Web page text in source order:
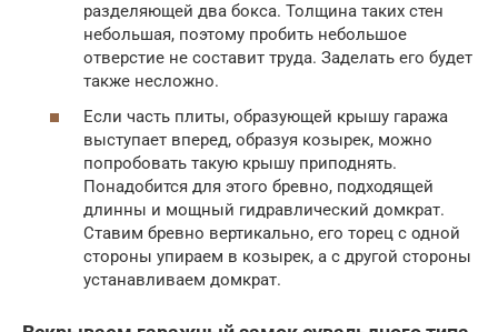
разделяющей два бокса. Толщина таких стен
небольшая, поэтому пробить небольшое
отверстие не составит труда. Заделать его будет
также несложно.
Если часть плиты, образующей крышу гаража
выступает вперед, образуя козырек, можно
попробовать такую крышу приподнять.
Понадобится для этого бревно, подходящей
длинны и мощный гидравлический домкрат.
Ставим бревно вертикально, его торец с одной
стороны упираем в козырек, а с другой стороны
устанавливаем домкрат.